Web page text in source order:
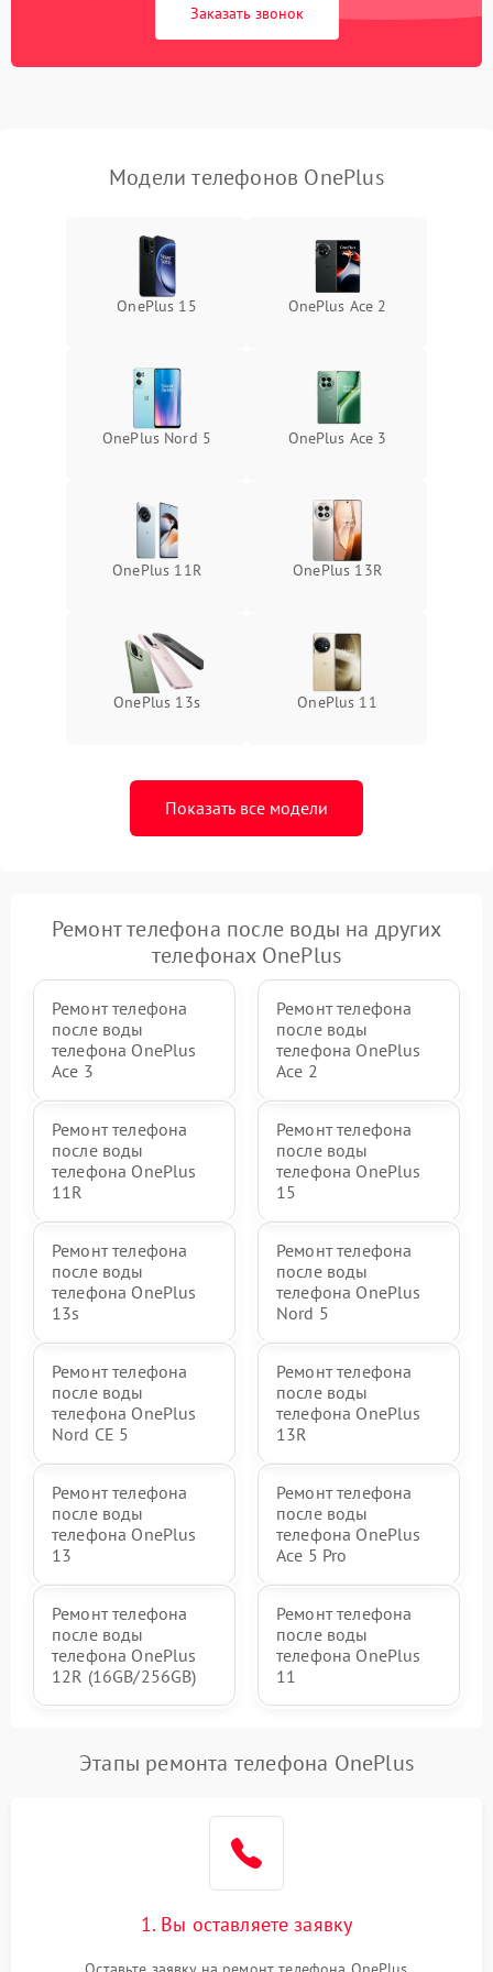
Заказать звонок
Модели телефонов OnePlus
OnePlus 15 OnePlus Ace 2
OnePlus Nord 5 OnePlus Ace 3
OnePlus 11R OnePlus 13R
OnePlus 13s OnePlus 11
Показать все модели
Ремонт телефона после воды на других
телефонах OnePlus
Ремонт телефона
после воды
телефона OnePlus
Ace 3
Ремонт телефона
после воды
телефона OnePlus
Ace 2
Ремонт телефона
после воды
телефона OnePlus
11R
Ремонт телефона
после воды
телефона OnePlus
15
Ремонт телефона
после воды
телефона OnePlus
13s
Ремонт телефона
после воды
телефона OnePlus
Nord 5
Ремонт телефона
после воды
телефона OnePlus
Nord CE 5
Ремонт телефона
после воды
телефона OnePlus
13R
Ремонт телефона
после воды
телефона OnePlus
13
Ремонт телефона
после воды
телефона OnePlus
Ace 5 Pro
Ремонт телефона
после воды
телефона OnePlus
12R (16GB/256GB)
Ремонт телефона
после воды
телефона OnePlus
11
Этапы ремонта телефона OnePlus
1. Вы оставляете заявку